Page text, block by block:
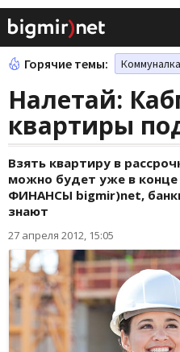
Горячие темы: Коммуналка
Налетай:
квартиры
Взять квартиру в
можно будет уже в конце
ФИНАНСЫ bigmir)net,
знают
27 апреля 2012, 15:05